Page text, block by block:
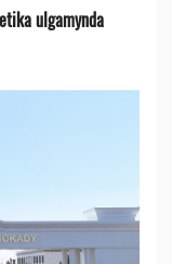
ulgamynda